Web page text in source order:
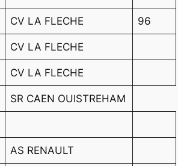
CV LA FLECHE 96
CV LA FLECHE
CV LA FLECHE
SR CAEN OUISTREHAM
AS RENAULT